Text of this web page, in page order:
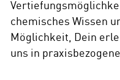
chemisches Wissen
Möglichkeit, Dein
uns in